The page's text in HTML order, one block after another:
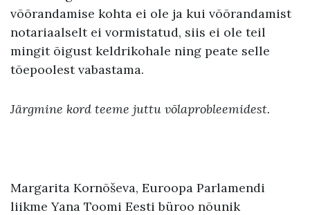
võõrandamise kohta ei ole ja kui võõrandamist
notariaalselt ei vormistatud, siis ei ole teil
mingit õigust keldrikohale ning peate selle
tõepoolest vabastama.
Järgmine kord teeme juttu võlaprobleemidest.
Margarita Kornõševa, Euroopa Parlamendi
liikme Yana Toomi Eesti büroo nõunik